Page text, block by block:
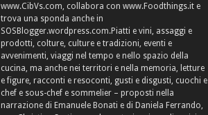
www.CibVs.com, collabora con www.Foodthings.it e
trova una sponda anche in
SOSBlogger.wordpress.com.Piatti e vini, assaggi e
prodotti, colture, culture e tradizioni, eventi e
avvenimenti, viaggi nel tempo e nello spazio della
cucina, ma anche nei territori e nella memoria, letture
e figure, racconti e resoconti, gusti e disgusti, cuochi e
chef e sous-chef e sommelier – proposti nella
narrazione di Emanuele Bonati e di Daniela Ferrando,